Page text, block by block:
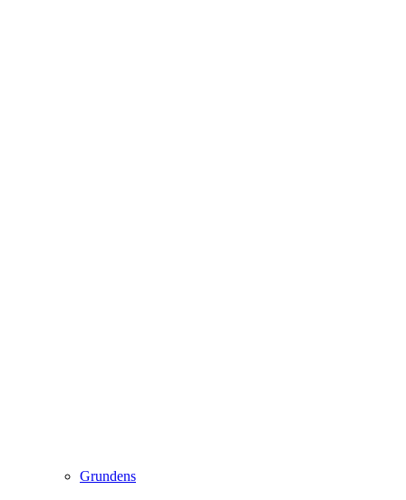
Grundens